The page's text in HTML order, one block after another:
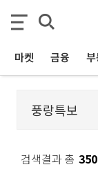
마켓 금융
검색결과 총 350